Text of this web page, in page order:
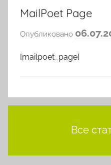
MailPoet Page
Опубликовано
[mailpoet_page]
Все